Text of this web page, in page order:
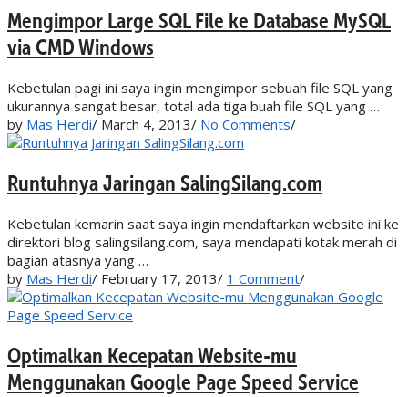
Mengimpor Large SQL File ke Database MySQL
via CMD Windows
Kebetulan pagi ini saya ingin mengimpor sebuah file SQL yang
ukurannya sangat besar, total ada tiga buah file SQL yang …
by Mas Herdi/ March 4, 2013/ No Comments/
Runtuhnya Jaringan SalingSilang.com
Kebetulan kemarin saat saya ingin mendaftarkan website ini ke
direktori blog salingsilang.com, saya mendapati kotak merah di
bagian atasnya yang …
by Mas Herdi/ February 17, 2013/ 1 Comment/
Optimalkan Kecepatan Website-mu
Menggunakan Google Page Speed Service